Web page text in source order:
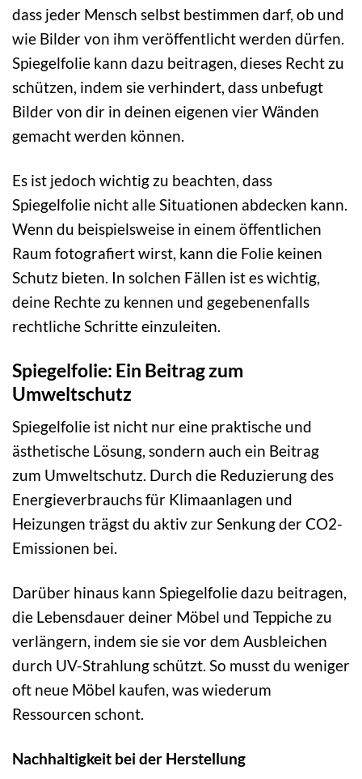
dass jeder Mensch selbst bestimmen darf, ob und
wie Bilder von ihm veröffentlicht werden dürfen.
Spiegelfolie kann dazu beitragen, dieses Recht zu
schützen, indem sie verhindert, dass unbefugt
Bilder von dir in deinen eigenen vier Wänden
gemacht werden können.
Es ist jedoch wichtig zu beachten, dass
Spiegelfolie nicht alle Situationen abdecken kann.
Wenn du beispielsweise in einem öffentlichen
Raum fotografiert wirst, kann die Folie keinen
Schutz bieten. In solchen Fällen ist es wichtig,
deine Rechte zu kennen und gegebenenfalls
rechtliche Schritte einzuleiten.
Spiegelfolie: Ein Beitrag zum
Umweltschutz
Spiegelfolie ist nicht nur eine praktische und
ästhetische Lösung, sondern auch ein Beitrag
zum Umweltschutz. Durch die Reduzierung des
Energieverbrauchs für Klimaanlagen und
Heizungen trägst du aktiv zur Senkung der CO2-
Emissionen bei.
Darüber hinaus kann Spiegelfolie dazu beitragen,
die Lebensdauer deiner Möbel und Teppiche zu
verlängern, indem sie sie vor dem Ausbleichen
durch UV-Strahlung schützt. So musst du weniger
oft neue Möbel kaufen, was wiederum
Ressourcen schont.
Nachhaltigkeit bei der Herstellung